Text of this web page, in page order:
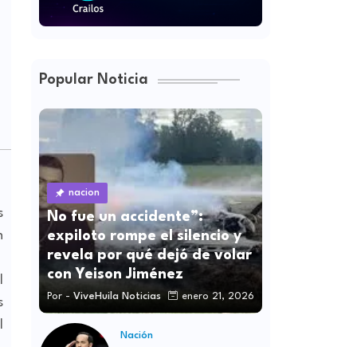
Popular Noticia
nacion
No fue un accidente”:
expiloto rompe el silencio y
revela por qué dejó de volar
con Yeison Jiménez
Por - ViveHuila Noticias enero 21, 2026
Nación